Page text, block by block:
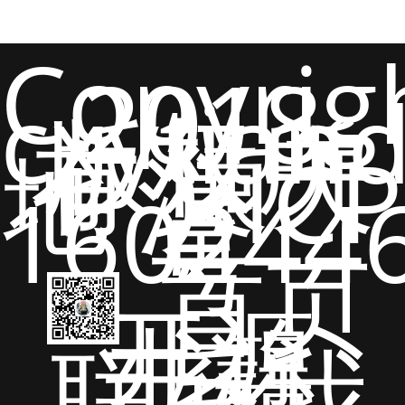
2018
版权所
有 猿天
地 沪ICP
备
号
首页
开源
书籍